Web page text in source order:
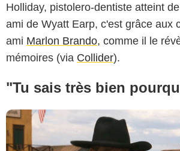
Holliday, pistolero-dentiste atteint
ami de Wyatt Earp, c'est grâce aux
ami Marlon Brando, comme il le
mémoires (via Collider).
"Tu sais très bien